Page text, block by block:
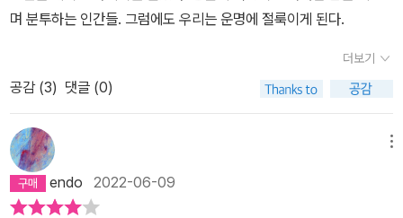
이 교차되는 바로 그 지점이 현재의 순간이었으며, 그 현재의 순간 속
에 삶이 홀로 놓여 있었고, 그것은 교차 지점에선 시간이 멈추어 있기
때문이었다.˝˝시간과 영원의 교차점에서 시간은 일단 정지하고, 이 시
거에도 미래에도 인생은 존재하지 않는다.˝˝이렇게 되면 누구나 ‘시간
은 어디에서 오는 것인가?‘라는 질문에 대한 답이 ‘시간은 죽음에서
오는 것이다‘라고 결론을 내릴 수 있게 된다. 왜냐하면 죽음의 존재를
전제로 시간이 흘러가는 것이기 때문이다. 따라서 죽음이 소멸하면
며 분투하는 인간들. 그럼에도 우리는 운명에 절룩이게 된다.
더보기
공감 (3) 댓글 (0)
endo 2022-06-09